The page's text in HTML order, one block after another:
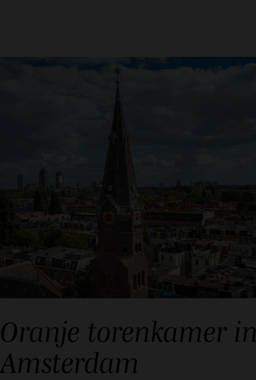
Oranje torenkamer in
Amsterdam